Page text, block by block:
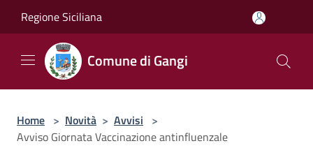
Regione Siciliana
Comune di Gangi
Home > Novità > Avvisi >
Avviso Giornata Vaccinazione antinfluenzale